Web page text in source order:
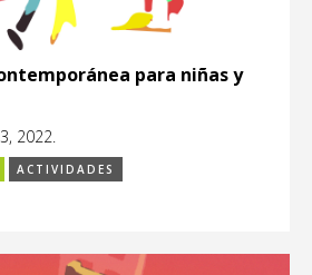
para niñas y
2022.
ACTIVIDADES